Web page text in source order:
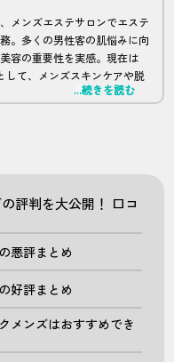
メンズエステサロンでエステ
。多くの男性客の肌悩みに向
容の重要性を実感。現在は
して、メンズスキンケアや脱
に執筆。現場での経験を活か
...続きを読む
評判を大公開！ 口コ
悪評まとめ
好評まとめ
メンズはおすすめでき